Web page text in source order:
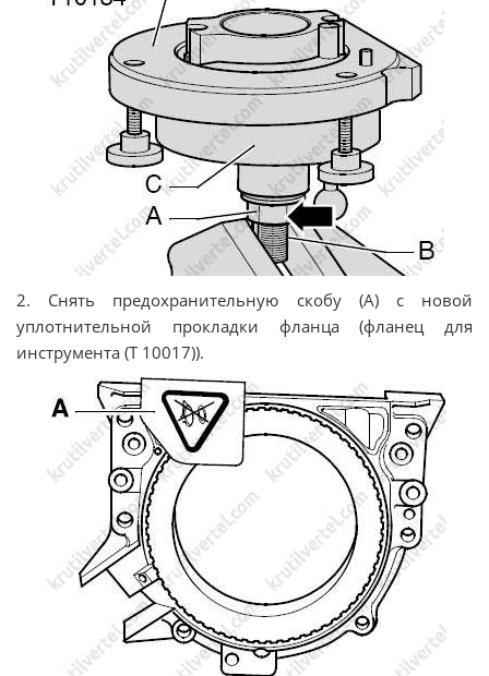
2. Снять предохранительную скобу (А) с новой
уплотнительной прокладки фланца (фланец для
инструмента (T 10017)).